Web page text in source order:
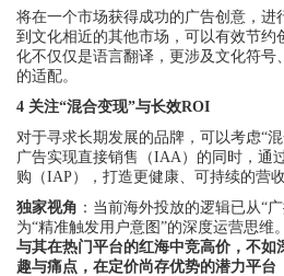
将在一个市场获得成功的广告创意，进
到文化相近的其他市场，可以有效节约
化不仅仅是语言翻译，更涉及文化符号
的适配。
4 关注“混合变现”与长效ROI
对于寻求长期发展的品牌，可以考虑“
广告实现直接销售（IAA）的同时，通
购（IAP），打造更健康、可持续的营收
独家视角 ：当前海外投放的逻辑已从“
为“精准触发用户意图”的深度运营思维
与其在热门平台的红海中竞高价，不如
趣与痛点，在定价尚存优势的潜力平台